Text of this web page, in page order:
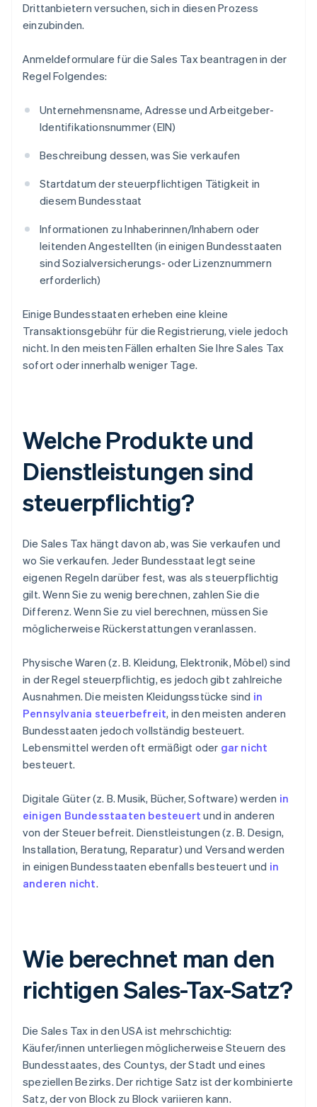
Drittanbietern versuchen, sich in diesen Prozess
einzubinden.
Anmeldeformulare für die Sales Tax beantragen in der
Regel Folgendes:
Unternehmensname, Adresse und Arbeitgeber-
Identifikationsnummer (EIN)
Beschreibung dessen, was Sie verkaufen
Startdatum der steuerpflichtigen Tätigkeit in
diesem Bundesstaat
Informationen zu Inhaberinnen/Inhabern oder
leitenden Angestellten (in einigen Bundesstaaten
sind Sozialversicherungs- oder Lizenznummern
erforderlich)
Einige Bundesstaaten erheben eine kleine
Transaktionsgebühr für die Registrierung, viele jedoch
nicht. In den meisten Fällen erhalten Sie Ihre Sales Tax
sofort oder innerhalb weniger Tage.
Welche Produkte und
Dienstleistungen sind
steuerpflichtig?
Die Sales Tax hängt davon ab, was Sie verkaufen und
wo Sie verkaufen. Jeder Bundesstaat legt seine
eigenen Regeln darüber fest, was als steuerpflichtig
gilt. Wenn Sie zu wenig berechnen, zahlen Sie die
Differenz. Wenn Sie zu viel berechnen, müssen Sie
möglicherweise Rückerstattungen veranlassen.
Physische Waren (z. B. Kleidung, Elektronik, Möbel) sind
in der Regel steuerpflichtig, es jedoch gibt zahlreiche
Ausnahmen. Die meisten Kleidungsstücke sind in
Pennsylvania steuerbefreit, in den meisten anderen
Bundesstaaten jedoch vollständig besteuert.
Lebensmittel werden oft ermäßigt oder gar nicht
besteuert.
Digitale Güter (z. B. Musik, Bücher, Software) werden in
einigen Bundesstaaten besteuert und in anderen
von der Steuer befreit. Dienstleistungen (z. B. Design,
Installation, Beratung, Reparatur) und Versand werden
in einigen Bundesstaaten ebenfalls besteuert und in
anderen nicht.
Wie berechnet man den
richtigen Sales-Tax-Satz?
Die Sales Tax in den USA ist mehrschichtig:
Käufer/innen unterliegen möglicherweise Steuern des
Bundesstaates, des Countys, der Stadt und eines
speziellen Bezirks. Der richtige Satz ist der kombinierte
Satz, der von Block zu Block variieren kann.